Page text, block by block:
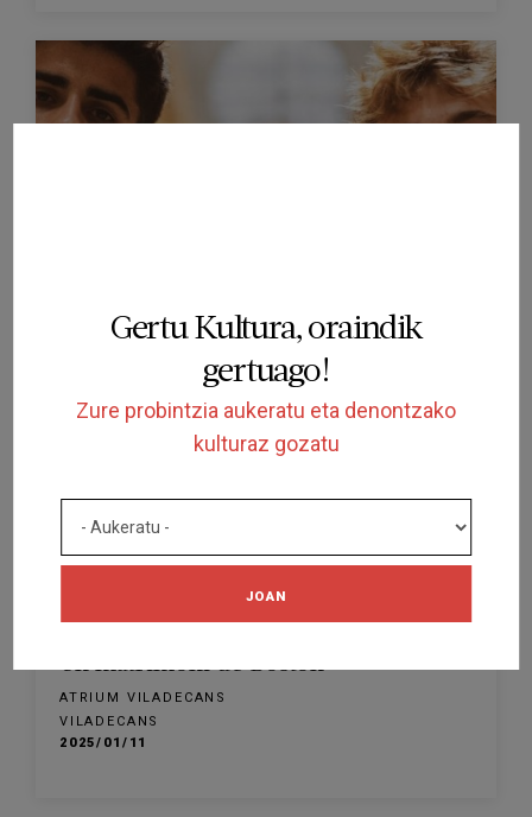
Gertu Kultura, oraindik
gertuago!
Zure probintzia aukeratu eta denontzako
kulturaz gozatu
JOAN
VILADECANS
Un matrimoni de Boston
ATRIUM VILADECANS
VILADECANS
2025/01/11